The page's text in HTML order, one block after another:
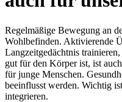
Regelmäßige Bewegung an
Wohlbefinden. Aktivierende
Langzeitgedächtnis
gut für den Körper ist, ist
für junge Menschen.
beeinflusst werden. Wichtig
integrieren.